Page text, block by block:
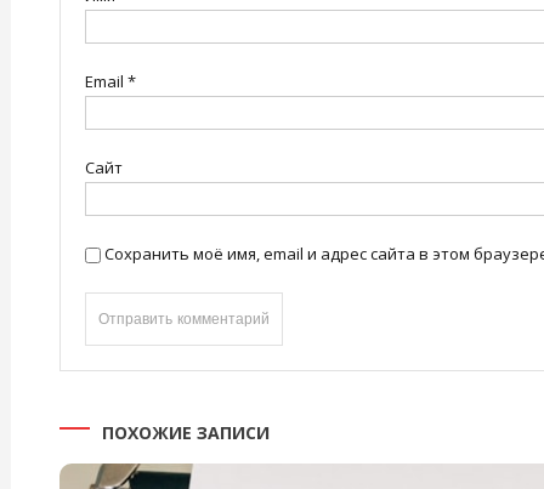
Email *
Сайт
Сохранить моё имя, email и адрес сайта в этом
ПОХОЖИЕ ЗАПИСИ